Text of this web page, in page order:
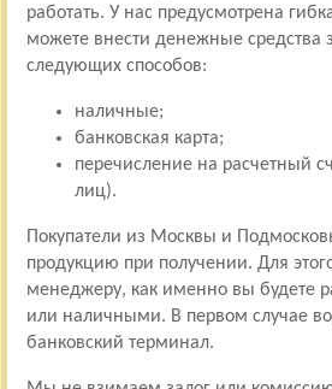
работать. У нас предусмотрена
можете внести денежные средства
следующих способов:
наличные;
банковская карта;
перечисление на расчетный
лиц).
Покупатели из Москвы и
продукцию при получении. Для
менеджеру, как именно вы будете
или наличными. В первом случае
банковский терминал.